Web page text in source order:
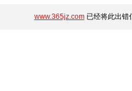
www.365jz.com已经将此出错